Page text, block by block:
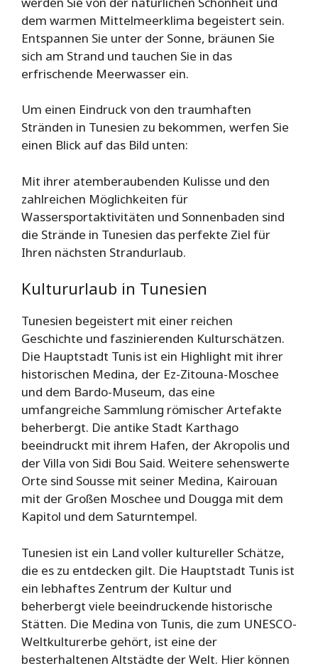
dem warmen Mittelmeerklima begeistert sein.
Entspannen Sie unter der Sonne, bräunen Sie
sich am Strand und tauchen Sie in das
erfrischende Meerwasser ein.
Um einen Eindruck von den traumhaften
Stränden in Tunesien zu bekommen, werfen Sie
einen Blick auf das Bild unten:
Mit ihrer atemberaubenden Kulisse und den
zahlreichen Möglichkeiten für
Wassersportaktivitäten und Sonnenbaden sind
die Strände in Tunesien das perfekte Ziel für
Ihren nächsten Strandurlaub.
Kultururlaub in Tunesien
Tunesien begeistert mit einer reichen
Geschichte und faszinierenden Kulturschätzen.
Die Hauptstadt Tunis ist ein Highlight mit ihrer
historischen Medina, der Ez-Zitouna-Moschee
und dem Bardo-Museum, das eine
umfangreiche Sammlung römischer Artefakte
beherbergt. Die antike Stadt Karthago
beeindruckt mit ihrem Hafen, der Akropolis und
der Villa von Sidi Bou Said. Weitere sehenswerte
Orte sind Sousse mit seiner Medina, Kairouan
mit der Großen Moschee und Dougga mit dem
Kapitol und dem Saturntempel.
Tunesien ist ein Land voller kultureller Schätze,
die es zu entdecken gilt. Die Hauptstadt Tunis ist
ein lebhaftes Zentrum der Kultur und
beherbergt viele beeindruckende historische
Stätten. Die Medina von Tunis, die zum UNESCO-
Weltkulturerbe gehört, ist eine der
besterhaltenen Altstädte der Welt. Hier können